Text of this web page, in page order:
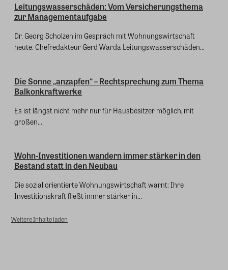
Leitungswasserschäden: Vom Versicherungsthema
zur Managementaufgabe
Dr. Georg Scholzen im Gespräch mit Wohnungswirtschaft
heute. Chefredakteur Gerd Warda Leitungswasserschäden...
Die Sonne „anzapfen“ – Rechtsprechung zum Thema
Balkonkraftwerke
Es ist längst nicht mehr nur für Hausbesitzer möglich, mit
großen...
Wohn-Investitionen wandern immer stärker in den
Bestand statt in den Neubau
Die sozial orientierte Wohnungswirtschaft warnt: Ihre
Investitionskraft fließt immer stärker in...
Weitere Inhalte laden